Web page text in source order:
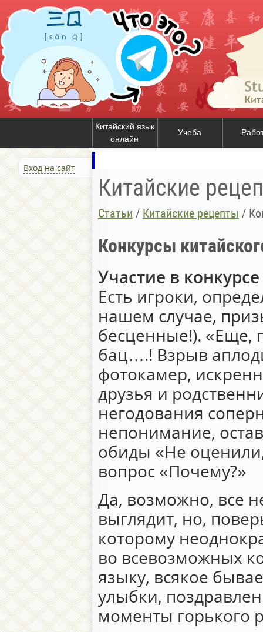
Китайский язык
онлайн
Учеба
Вход на сайт
Китайские
Статьи / Китайские рецепты /
Конкурсы
Участие в конкурсе
Есть игроки,
нашем случае,
бесценные!). «Еще,
бац….! Взрыв
фотокамер,
друзья и
негодования
непонимание,
обиды «Не
вопрос «Почему?»
Да, возможно, все
выглядит, но,
которому
во всевозможных
языку, всякое
улыбки,
моменты горького